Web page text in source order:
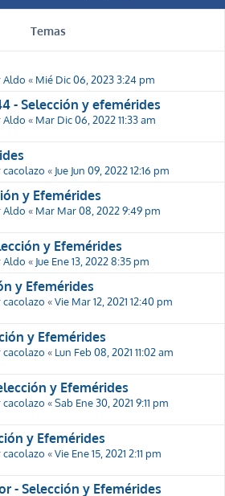
Temas
Aldo « Mié Dic 06, 2023 3:24 pm
- Selección y efemérides
Aldo « Mar Dic 06, 2022 11:33 am
cacolazo « Jue Jun 09, 2022 12:16 pm
y Efemérides
Aldo « Mar Mar 08, 2022 9:49 pm
y Efemérides
Aldo « Jue Ene 13, 2022 8:35 pm
y Efemérides
cacolazo «Vie Mar 12, 2021 12:40 pm
y Efemérides
cacolazo « Lun Feb 08, 2021 11:02 am
y Efemérides
cacolazo «Sab Ene 30, 2021 9:11 pm
y Efemérides
cacolazo «Vie Ene 15, 2021 2:11 pm
- Selección y Efemérides